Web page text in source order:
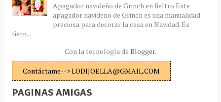
Apagador navideño de Grinch en fieltro Este
apagador navideño de Grinch es una manualidad
preciosa para decorar la casa en Navidad. Es
tiern...
Con la tecnología de Blogger.
Contáctame--> LODIJOELLA@GMAIL.COM
PAGINAS AMIGAS